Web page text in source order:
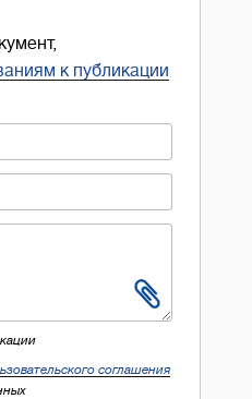
к публикации
соглашения